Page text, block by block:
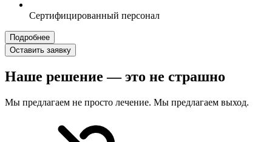
Сертифицированный персонал
Подробнее
Оставить заявку
Наше решение — это не страшно
Мы предлагаем не просто лечение. Мы предлагаем выход.